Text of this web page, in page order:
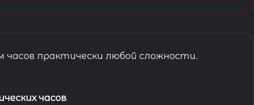
практически любой сложности.
часов